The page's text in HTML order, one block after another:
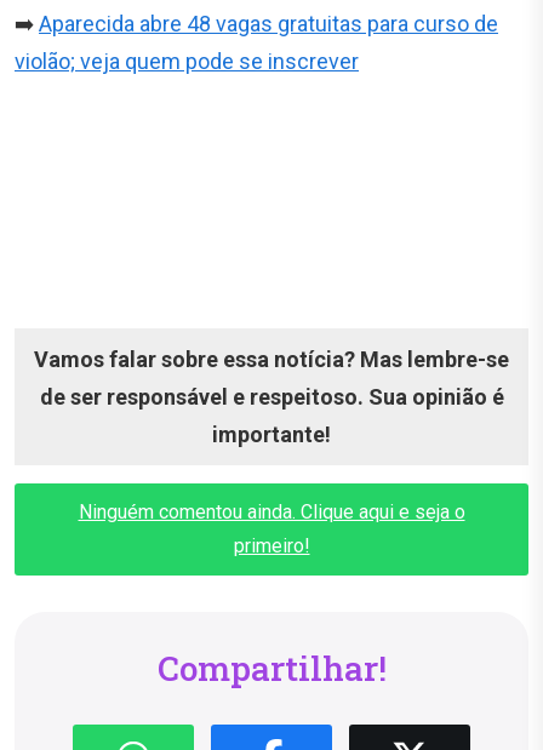
➡️Aparecida abre 48 vagas gratuitas para curso de
violão; veja quem pode se inscrever
Vamos falar sobre essa notícia? Mas lembre-se
de ser responsável e respeitoso. Sua opinião é
importante!
Ninguém comentou ainda. Clique aqui e seja o
primeiro!
Compartilhar!